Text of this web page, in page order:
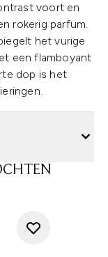
voort en
rokerig parfum.
het vurige
een flamboyant
dop is het